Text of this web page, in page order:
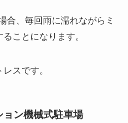
合、毎回雨に濡れながらミ
ことになります。
スです。
ョン機械式駐車場